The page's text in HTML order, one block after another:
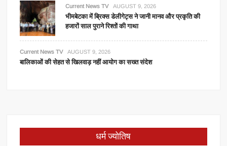
Current News TV AUGUST 9, 2026
भीमबेटका में ब्रिक्स डेलीगेट्स ने जानी मानव और प्रकृति की
हजारों साल पुराने रिश्तों की गाथा
Current News TV AUGUST 9, 2026
बालिकाओं की सेहत से खिलवाड़ नहीं आयोग का सख्त संदेश
धर्म ज्योतिष